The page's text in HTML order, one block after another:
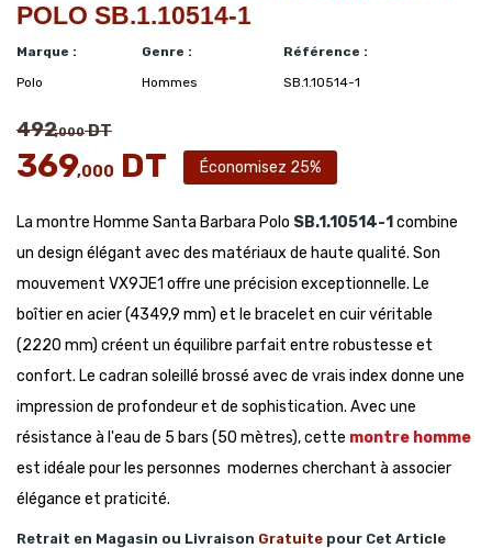
POLO SB.1.10514-1
Marque :
Polo
Genre :
Hommes
Référence :
SB.1.10514-1
492,000DT
369,000 DT Économisez 25%
La montre Homme Santa Barbara Polo SB.1.10514-1 combine
un design élégant avec des matériaux de haute qualité. Son
mouvement VX9JE1 offre une précision exceptionnelle. Le
boîtier en acier (4349,9 mm) et le bracelet en cuir véritable
(2220 mm) créent un équilibre parfait entre robustesse et
confort. Le cadran soleillé brossé avec de vrais index donne une
impression de profondeur et de sophistication. Avec une
résistance à l'eau de 5 bars (50 mètres), cette montre homme
est idéale pour les personnes modernes cherchant à associer
élégance et praticité.
Retrait en Magasin ou Livraison Gratuite pour Cet Article